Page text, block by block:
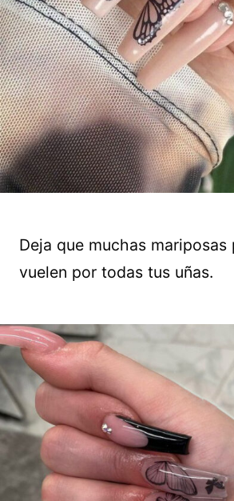
Deja que muchas mariposas
vuelen por todas tus uñas.